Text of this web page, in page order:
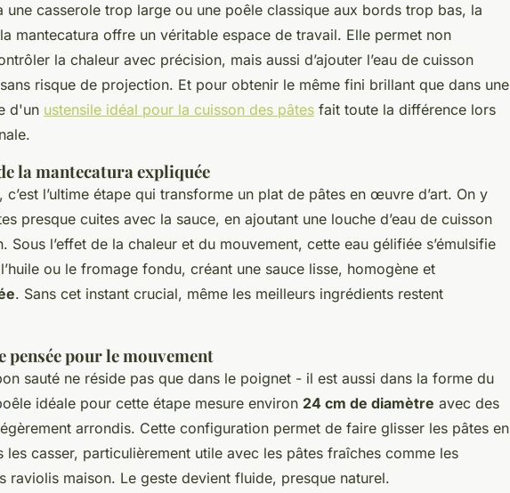
une casserole trop large ou une poêle classique aux bords trop bas, la
mantecatura offre un véritable espace de travail. Elle permet non
la chaleur avec précision, mais aussi d’ajouter l’eau de cuisson
risque de projection. Et pour obtenir le même fini brillant que dans une
d'un ustensile idéal pour la cuisson des pâtes fait toute la différence lors
la mantecatura expliquée
c’est l’ultime étape qui transforme un plat de pâtes en œuvre d’art. On y
presque cuites avec la sauce, en ajoutant une louche d’eau de cuisson
Sous l’effet de la chaleur et du mouvement, cette eau gélifiée s’émulsifie
ou le fromage fondu, créant une sauce lisse, homogène et
. Sans cet instant crucial, même les meilleurs ingrédients restent
pensée pour le mouvement
sauté ne réside pas que dans le poignet - il est aussi dans la forme du
idéale pour cette étape mesure environ 24 cm de diamètre avec des
arrondis. Cette configuration permet de faire glisser les pâtes en
les casser, particulièrement utile avec les pâtes fraîches comme les
raviolis maison. Le geste devient fluide, presque naturel.